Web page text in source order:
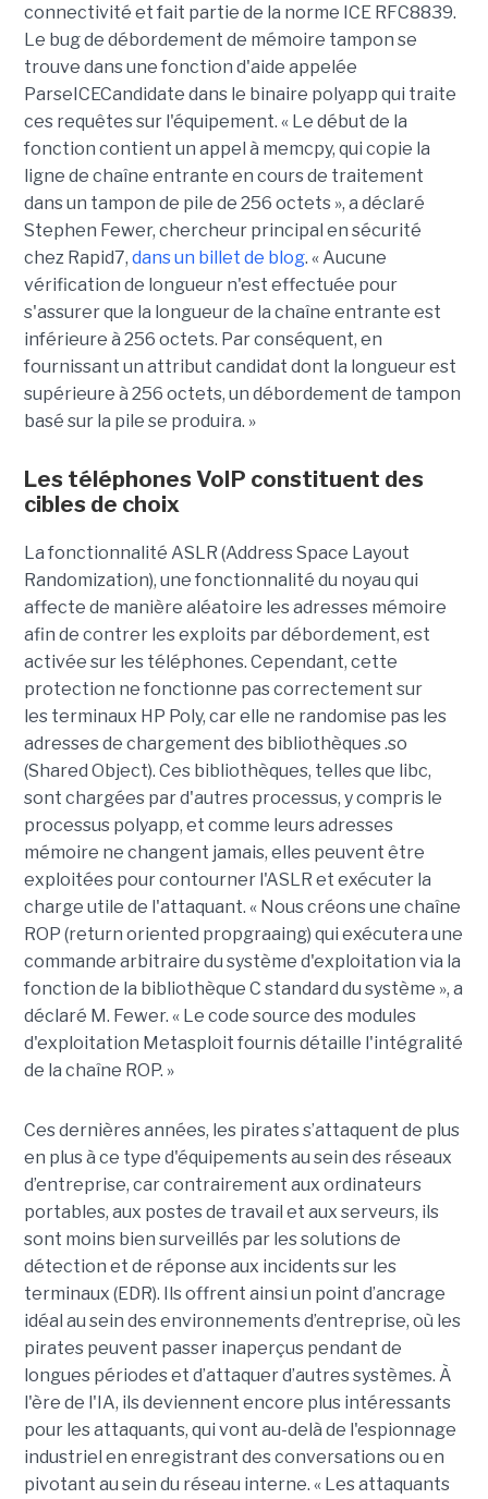
connectivité et fait partie de la norme ICE RFC8839.
Le bug de débordement de mémoire tampon se
trouve dans une fonction d'aide appelée
ParseICECandidate dans le binaire polyapp qui traite
ces requêtes sur l'équipement. « Le début de la
fonction contient un appel à memcpy, qui copie la
ligne de chaîne entrante en cours de traitement
dans un tampon de pile de 256 octets », a déclaré
Stephen Fewer, chercheur principal en sécurité
chez Rapid7, dans un billet de blog. « Aucune
vérification de longueur n'est effectuée pour
s'assurer que la longueur de la chaîne entrante est
inférieure à 256 octets. Par conséquent, en
fournissant un attribut candidat dont la longueur est
supérieure à 256 octets, un débordement de tampon
basé sur la pile se produira. »
Les téléphones VoIP constituent des
cibles de choix
La fonctionnalité ASLR (Address Space Layout
Randomization), une fonctionnalité du noyau qui
affecte de manière aléatoire les adresses mémoire
afin de contrer les exploits par débordement, est
activée sur les téléphones. Cependant, cette
protection ne fonctionne pas correctement sur
les terminaux HP Poly, car elle ne randomise pas les
adresses de chargement des bibliothèques .so
(Shared Object). Ces bibliothèques, telles que libc,
sont chargées par d'autres processus, y compris le
processus polyapp, et comme leurs adresses
mémoire ne changent jamais, elles peuvent être
exploitées pour contourner l'ASLR et exécuter la
charge utile de l'attaquant. « Nous créons une chaîne
ROP (return oriented propgraaing) qui exécutera une
commande arbitraire du système d'exploitation via la
fonction de la bibliothèque C standard du système », a
déclaré M. Fewer. « Le code source des modules
d'exploitation Metasploit fournis détaille l'intégralité
de la chaîne ROP. »
Ces dernières années, les pirates s’attaquent de plus
en plus à ce type d'équipements au sein des réseaux
d’entreprise, car contrairement aux ordinateurs
portables, aux postes de travail et aux serveurs, ils
sont moins bien surveillés par les solutions de
détection et de réponse aux incidents sur les
terminaux (EDR). Ils offrent ainsi un point d’ancrage
idéal au sein des environnements d’entreprise, où les
pirates peuvent passer inaperçus pendant de
longues périodes et d’attaquer d’autres systèmes. À
l'ère de l'IA, ils deviennent encore plus intéressants
pour les attaquants, qui vont au-delà de l'espionnage
industriel en enregistrant des conversations ou en
pivotant au sein du réseau interne. « Les attaquants